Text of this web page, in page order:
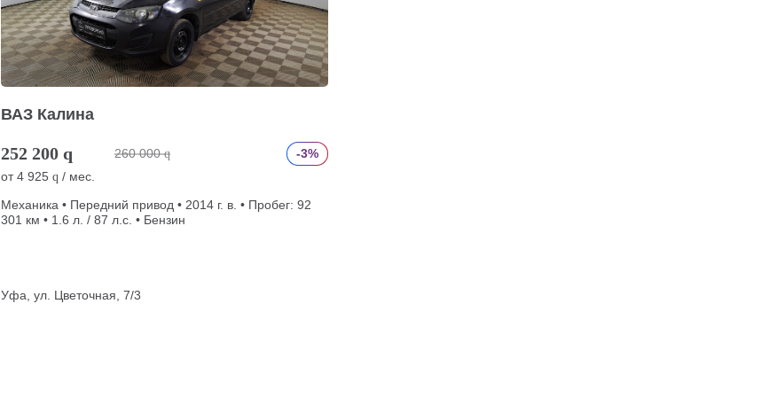
ВАЗ Калина
252 200 q 260 000 q
-3%
от4 925 q / мес.
Механика • Передний привод • 2014 г. в. • Пробег: 92
301 км • 1.6 л. / 87 л.с. • Бензин
Уфа, ул. Цветочная, 7/3